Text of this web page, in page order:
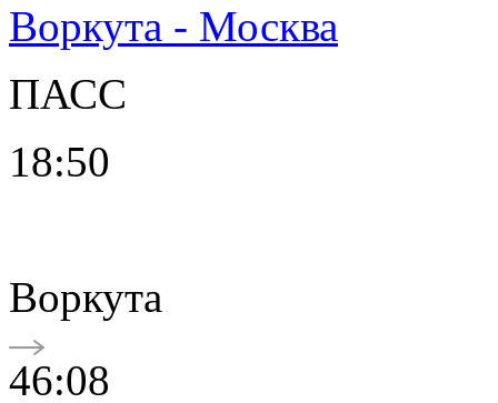
Воркута - Москва
ПАСС
18:50
Воркута
46:08